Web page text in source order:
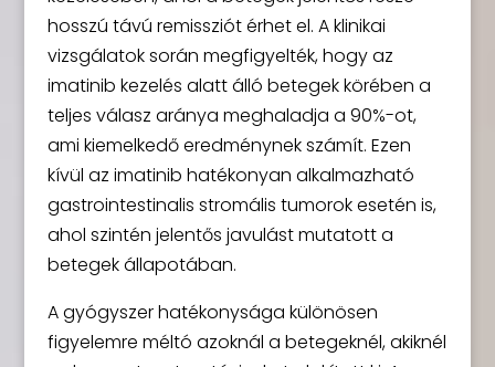
hosszú távú remissziót érhet el. A klinikai
vizsgálatok során megfigyelték, hogy az
imatinib kezelés alatt álló betegek körében a
teljes válasz aránya meghaladja a 90%-ot,
ami kiemelkedő eredménynek számít. Ezen
kívül az imatinib hatékonyan alkalmazható
gastrointestinalis stromális tumorok esetén is,
ahol szintén jelentős javulást mutatott a
betegek állapotában.
A gyógyszer hatékonysága különösen
figyelemre méltó azoknál a betegeknél, akiknél